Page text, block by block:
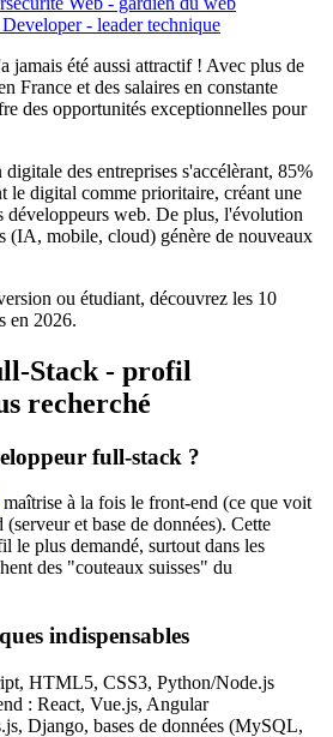
- leader technique
jamais été aussi attractif ! Avec plus de
France et des salaires en constante
des opportunités exceptionnelles pour
des entreprises s'accélèrant, 85%
le digital comme prioritaire, créant une
développeurs web. De plus, l'évolution
(IA, mobile, cloud) génère de nouveaux
ou étudiant, découvrez les 10
en 2026.
Stack - profil
recherché
full-stack ?
maîtrise à la fois le front-end (ce que voit
et base de données). Cette
le plus demandé, surtout dans les
des "couteaux suisses" du
indispensables
HTML5, CSS3, Python/Node.js
: React, Vue.js, Angular
Django, bases de données (MySQL,